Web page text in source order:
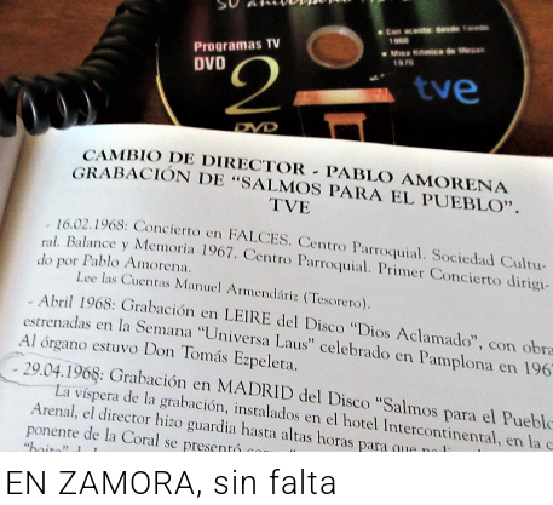
EN ZAMORA, sin falta